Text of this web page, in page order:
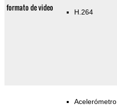
formato de video H.264
Acelerómetro